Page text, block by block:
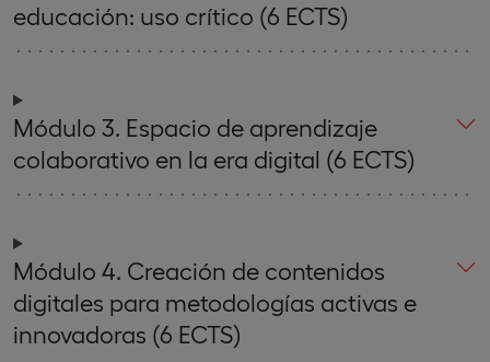
educación: uso crítico (6 ECTS)
Módulo 3. Espacio de aprendizaje
colaborativo en la era digital (6 ECTS)
Módulo 4. Creación de contenidos
digitales para metodologías activas e
innovadoras (6 ECTS)